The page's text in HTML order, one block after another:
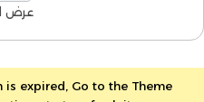
عرض
is expired, Go to the Theme